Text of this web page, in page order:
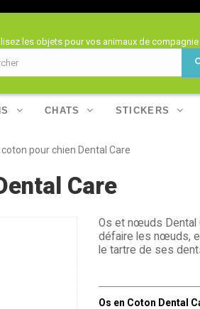
les objets pour vos animaux de compagnie
CHATS STICKERS
coton pour chien Dental Care
Care
Os et nœuds Dental
défaire les nœuds,
le tartre de ses
Os en Coton Dental